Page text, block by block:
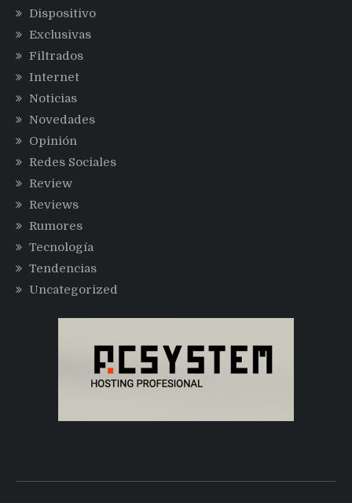
Dispositivo
Exclusivas
Filtrados
Internet
Noticias
Novedades
Opinión
Redes Sociales
Review
Reviews
Rumores
Tecnología
Tendencias
Uncategorized